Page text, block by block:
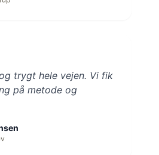
trygt hele vejen. Vi fik
på metode og